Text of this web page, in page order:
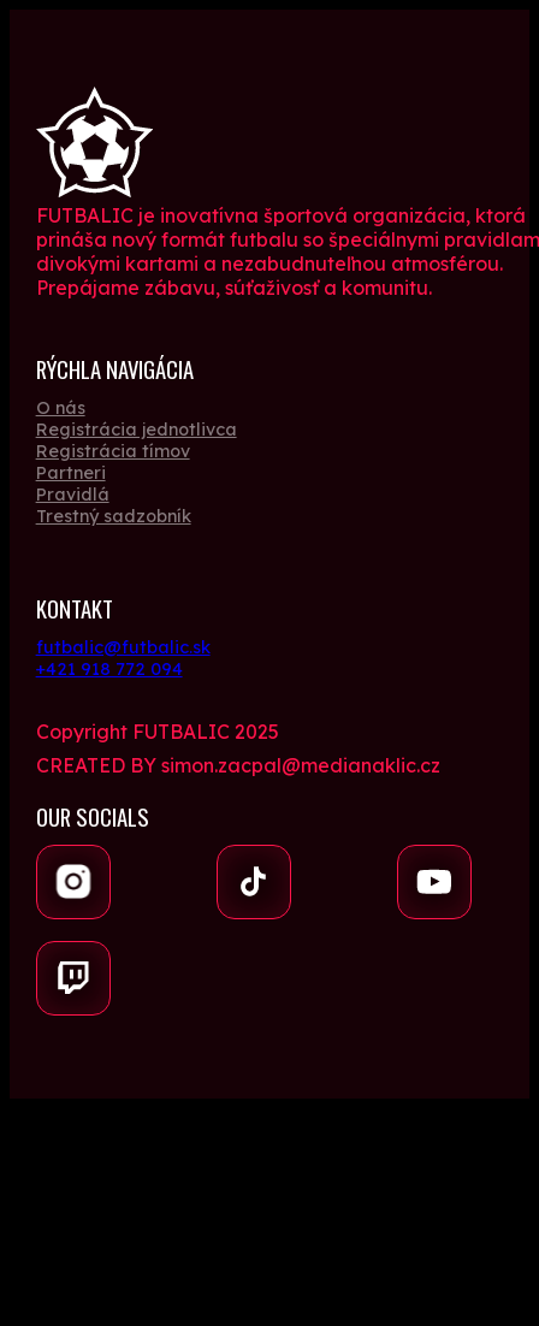
FUTBALIC je inovatívna športová organizácia, ktorá
prináša nový formát futbalu so špeciálnymi
divokými kartami a nezabudnuteľnou atmosférou.
Prepájame zábavu, súťaživosť a komunitu.
RÝCHLA NAVIGÁCIA
O nás
Registrácia jednotlivca
Registrácia tímov
Partneri
Pravidlá
Trestný sadzobník
KONTAKT
futbalic@futbalic.sk
+421 918 772 094
Copyright FUTBALIC 2025
CREATED BY simon.zacpal@medianaklic.cz
OUR SOCIALS